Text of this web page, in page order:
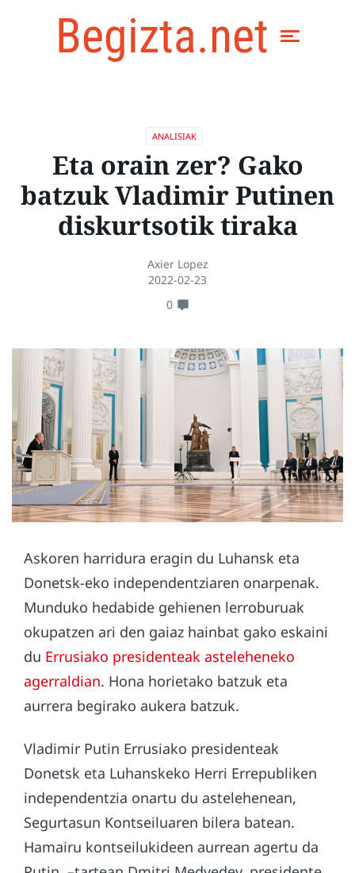
Begizta.net
ANALISIAK
Eta orain zer? Gako
batzuk Vladimir Putinen
diskurtsotik tiraka
Axier Lopez
2022-02-23
0
Askoren harridura eragin du Luhansk eta
Donetsk-eko independentziaren onarpenak.
Munduko hedabide gehienen lerroburuak
okupatzen ari den gaiaz hainbat gako eskaini
du Errusiako presidenteak asteleheneko
agerraldian. Hona horietako batzuk eta
aurrera begirako aukera batzuk.
Vladimir Putin Errusiako presidenteak
Donetsk eta Luhanskeko Herri Errepubliken
independentzia onartu du astelehenean,
Segurtasun Kontseiluaren bilera batean.
Hamairu kontseilukideen aurrean agertu da